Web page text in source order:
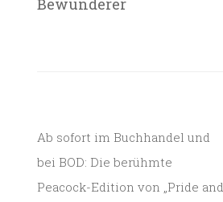
Bewunderer
Ab sofort im Buchhandel und
bei BOD: Die berühmte
Peacock-Edition von „Pride and